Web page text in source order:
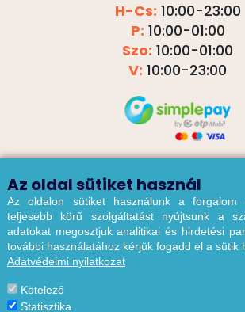
H-Cs: 10:00-23:00
P: 10:00-01:00
Szo: 10:00-01:00
V: 10:00-23:00
Budapest Garden
Budapest Garden
ÁSZF
Az oldal sütiket használ
Az oldalon sütiket használunk a forgalom
teljesebb körű szolgáltatást nyújtsunk a
adatokat megosztjuk analitikai és hirdetési
további használatához kérjük fogadd el a sütik
Adatvédelmi nyilatkozat
Kötelező
Statisztika